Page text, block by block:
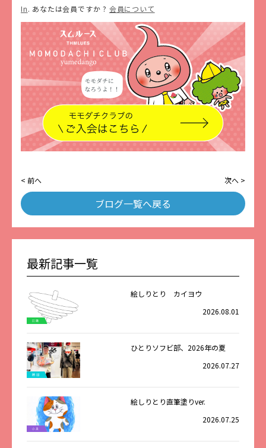
In. あなたは会員ですか ? 会員について
< 前へ
ブログ一覧へ戻る
次へ >
最新記事一覧
絵しりとり カイヨウ
2026.08.01
ひとりソフビ部、2026年の夏
2026.07.27
絵しりとり直筆塗りver.
2026.07.25